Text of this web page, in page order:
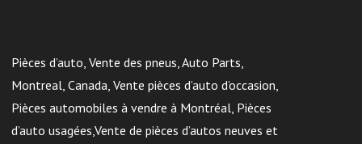
Pièces d’auto, Vente des pneus, Auto Parts,
Montreal, Canada, Vente pièces d’auto d’occasion,
Pièces automobiles à vendre à Montréal, Pièces
d’auto usagées,Vente de pièces d’autos neuves et